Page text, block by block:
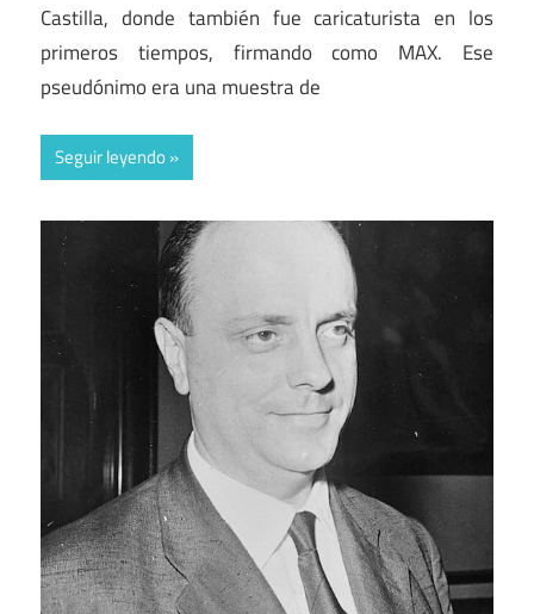
Castilla, donde también fue caricaturista en los
primeros tiempos, firmando como MAX. Ese
pseudónimo era una muestra de
Seguir leyendo